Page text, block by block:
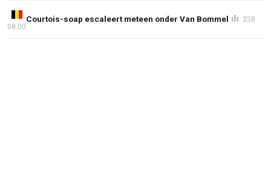
Courtois-soap escaleert meteen onder Van Bommel
08:00
338